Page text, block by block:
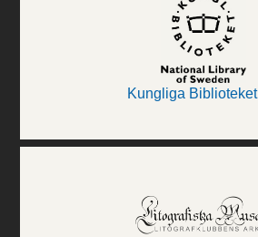
Kungliga Biblioteket